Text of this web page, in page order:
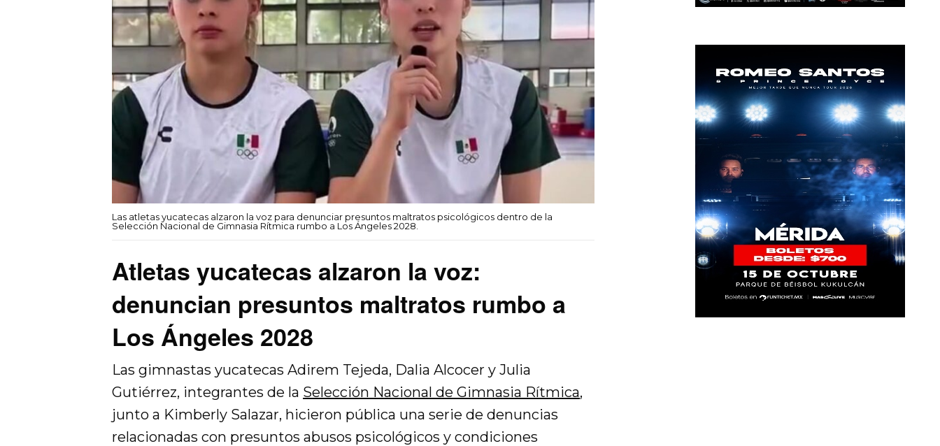
Las atletas yucatecas alzaron la voz para denunciar presuntos maltratos psicológicos dentro de la
Selección Nacional de Gimnasia Rítmica rumbo a Los Ángeles 2028.
Atletas yucatecas alzaron la voz:
denuncian presuntos maltratos rumbo a
Los Ángeles 2028
Las gimnastas yucatecas Adirem Tejeda, Dalia Alcocer y Julia
Gutiérrez, integrantes de la Selección Nacional de Gimnasia Rítmica,
junto a Kimberly Salazar, hicieron pública una serie de denuncias
relacionadas con presuntos abusos psicológicos y condiciones